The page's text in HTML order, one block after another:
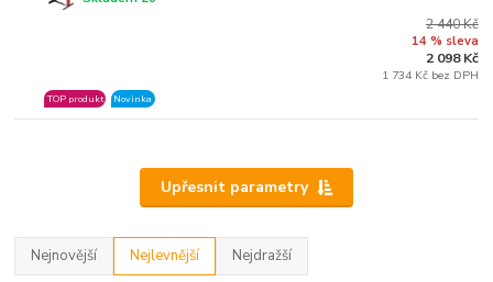
TOP produkt Novinka
2 440 Kč
14 % sleva
2 098 Kč
1 734 Kč bez DPH
Upřesnit parametry
Nejnovější Nejlevnější Nejdražší